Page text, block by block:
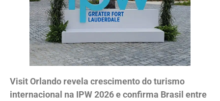
Visit Orlando revela crescimento do turismo
internacional na IPW 2026 e confirma Brasil entre